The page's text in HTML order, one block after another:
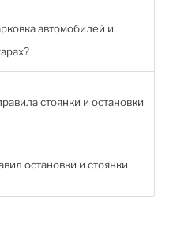
автомобилей и
стоянки и остановки
остановки и стоянки